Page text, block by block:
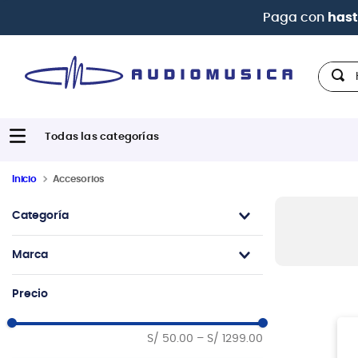
Paga con
Hola,
Inicio Accesorios
Categoría
Pedales y Efectos
Marca
Ernie Ball
Precio
S/ 50.00 – S/ 1299.00